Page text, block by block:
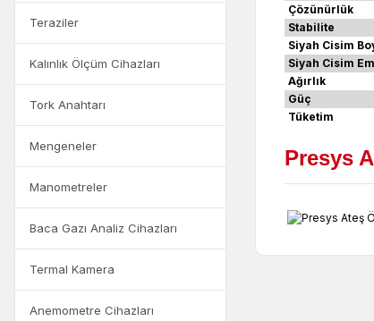
Teraziler
Kalınlık Ölçüm Cihazları
Tork Anahtarı
Mengeneler
Manometreler
Baca Gazı Analiz Cihazları
Termal Kamera
Anemometre Cihazları
Çözünürlük
Stabilite
Siyah Cisim
Siyah Cisim
Ağırlık
Güç
Tüketim
Presys